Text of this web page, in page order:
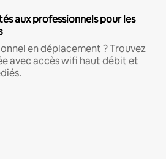
aux professionnels pour les
en déplacement ? Trouvez
avec accès wifi haut débit et